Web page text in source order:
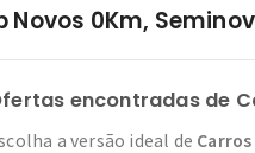
Novos 0Km,
encontradas de
a versão ideal de